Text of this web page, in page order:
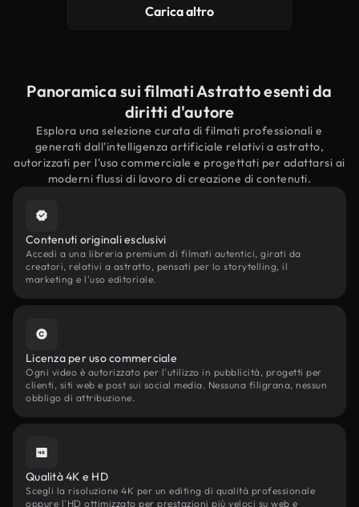
Carica altro
Panoramica sui filmati Astratto esenti da
diritti d'autore
Esplora una selezione curata di filmati professionali e
generati dall'intelligenza artificiale relativi a astratto,
autorizzati per l'uso commerciale e progettati per adattarsi ai
moderni flussi di lavoro di creazione di contenuti.
Contenuti originali esclusivi
Accedi a una libreria premium di filmati autentici, girati da
creatori, relativi a astratto, pensati per lo storytelling, il
marketing e l'uso editoriale.
Licenza per uso commerciale
Ogni video è autorizzato per l'utilizzo in pubblicità, progetti per
clienti, siti web e post sui social media. Nessuna filigrana, nessun
obbligo di attribuzione.
Qualità 4K e HD
Scegli la risoluzione 4K per un editing di qualità professionale
oppure l'HD ottimizzato per prestazioni più veloci su web e